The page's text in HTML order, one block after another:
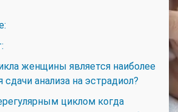
женщины является наиболее
анализа на эстрадиол?
циклом когда